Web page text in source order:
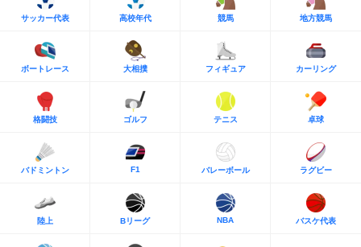
サッカー代表 高校年代 競馬 地方競馬
ボートレース 大相撲 フィギュア カーリング
格闘技 ゴルフ テニス 卓球
バドミントン F1 バレーボール ラグビー
陸上 Bリーグ NBA バスケ代表